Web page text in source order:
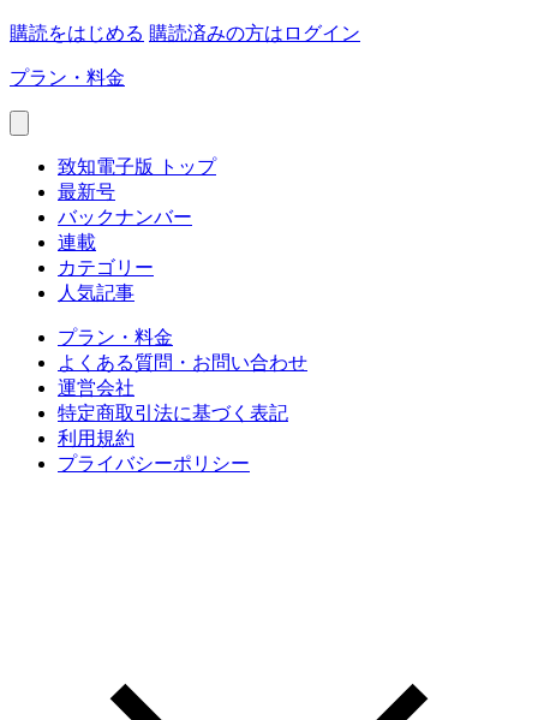
購読をはじめる 購読済みの方はログイン
プラン・料金
致知電子版 トップ
最新号
バックナンバー
連載
カテゴリー
人気記事
プラン・料金
よくある質問・お問い合わせ
運営会社
特定商取引法に基づく表記
利用規約
プライバシーポリシー